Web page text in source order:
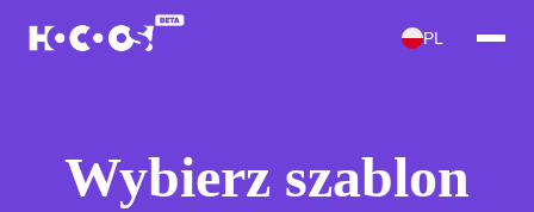
PL
Wybierz szablon